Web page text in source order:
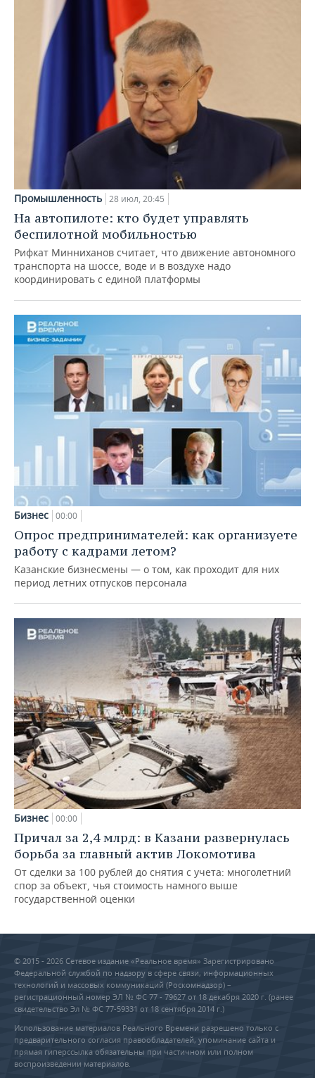
Промышленность 28 июл, 20:45
На автопилоте: кто будет управлять
беспилотной мобильностью
Рифкат Минниханов считает, что движение автономного
транспорта на шоссе, воде и в воздухе надо
координировать с единой платформы
Бизнес 00:00
Опрос предпринимателей: как организуете
работу с кадрами летом?
Казанские бизнесмены — о том, как проходит для них
период летних отпусков персонала
Бизнес 00:00
Причал за 2,4 млрд: в Казани развернулась
борьба за главный актив Локомотива
От сделки за 100 рублей до снятия с учета: многолетний
спор за объект, чья стоимость намного выше
государственной оценки
© 2015 - 2026 Сетевое издание «Реальное время» Зарегистрировано
Федеральной службой по надзору в сфере связи, информационных
технологий и массовых коммуникаций (Роскомнадзор) –
регистрационный номер ЭЛ № ФС 77 - 79627 от 18 декабря 2020 г. (ранее
свидетельство Эл № ФС 77-59331 от 18 сентября 2014 г.)
Использование материалов Реального Времени разрешено только с
предварительного согласия правообладателей, упоминание сайта и
прямая гиперссылка обязательны при частичном или полном
воспроизведении материалов.